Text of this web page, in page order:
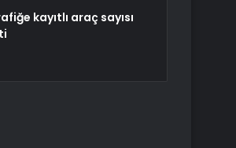
kayıtlı araç sayısı